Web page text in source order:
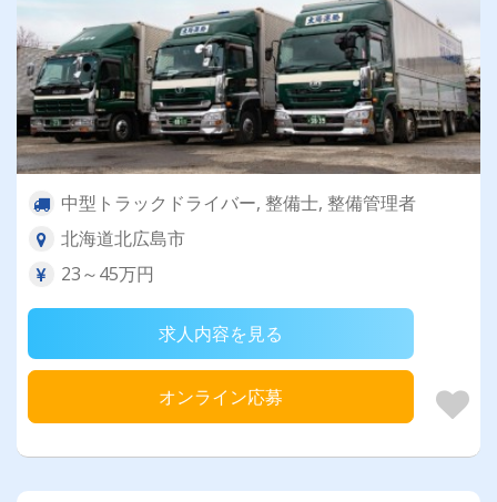
中型トラックドライバー, 整備士, 整備管理者
北海道北広島市
23～45万円
求人内容を見る
オンライン応募